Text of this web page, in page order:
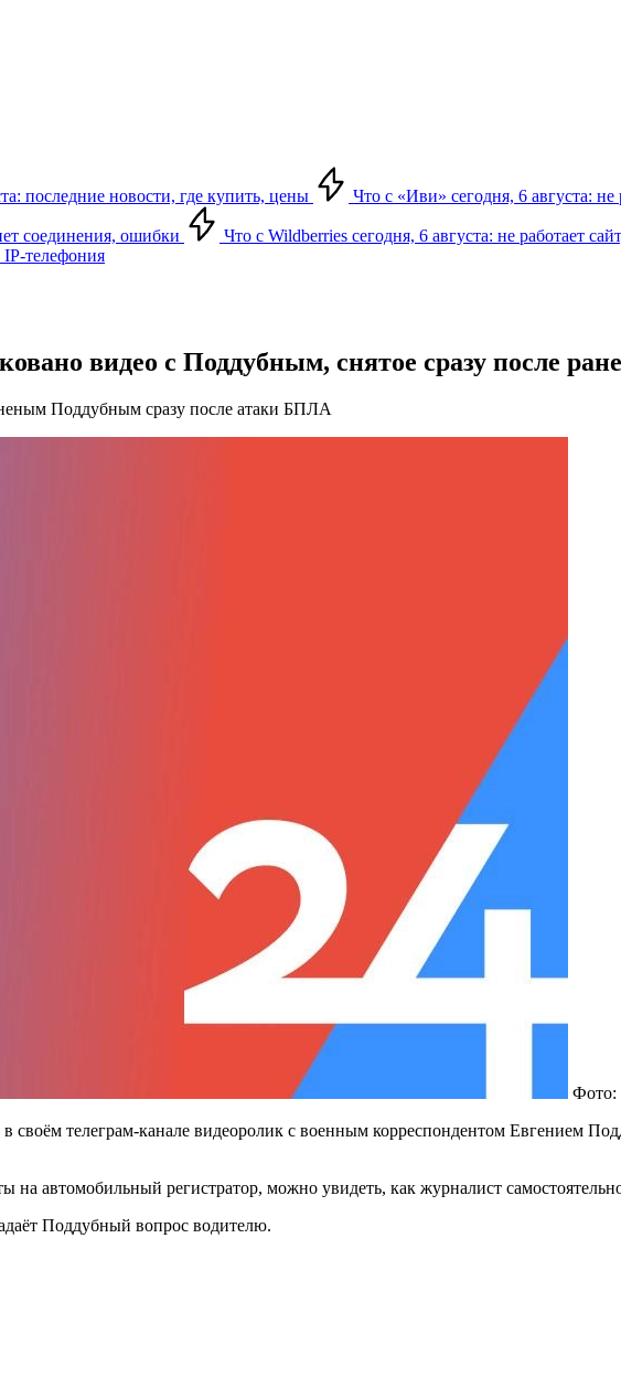
последние новости, где купить, цены Что с «Иви» сегодня, 6 августа:
соединения, ошибки
Что с Wildberries сегодня, 6 августа: не работает
IP-телефония
видео с Поддубным, снятое сразу после
Поддубным сразу после атаки БПЛА
Фото:
телеграм-канале видеоролик с военным корреспондентом Евгением
на автомобильный регистратор, можно увидеть, как журналист
Поддубный вопрос водителю.